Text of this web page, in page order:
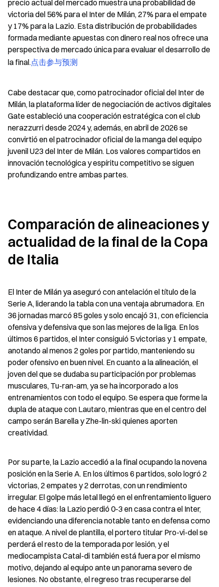
precio actual del mercado muestra una probabilidad de
victoria del 56% para el Inter de Milán, 27% para el empate
y 17% para la Lazio. Esta distribución de probabilidades
formada mediante apuestas con dinero real nos ofrece una
perspectiva de mercado única para evaluar el desarrollo de
la final.点击参与预测
Cabe destacar que, como patrocinador oficial del Inter de
Milán, la plataforma líder de negociación de activos digitales
Gate estableció una cooperación estratégica con el club
nerazzurri desde 2024 y, además, en abril de 2026 se
convirtió en el patrocinador oficial de la manga del equipo
juvenil U23 del Inter de Milán. Los valores compartidos en
innovación tecnológica y espíritu competitivo se siguen
profundizando entre ambas partes.
Comparación de alineaciones y
actualidad de la final de la Copa
de Italia
El Inter de Milán ya aseguró con antelación el título de la
Serie A, liderando la tabla con una ventaja abrumadora. En
36 jornadas marcó 85 goles y solo encajó 31, con eficiencia
ofensiva y defensiva que son las mejores de la liga. En los
últimos 6 partidos, el Inter consiguió 5 victorias y 1 empate,
anotando al menos 2 goles por partido, manteniendo su
poder ofensivo en buen nivel. En cuanto a la alineación, el
joven del que se dudaba su participación por problemas
musculares, Tu-ran-am, ya se ha incorporado a los
entrenamientos con todo el equipo. Se espera que forme la
dupla de ataque con Lautaro, mientras que en el centro del
campo serán Barella y Zhe-lin-ski quienes aporten
creatividad.
Por su parte, la Lazio accedió a la final ocupando la novena
posición en la Serie A. En los últimos 6 partidos, solo logró 2
victorias, 2 empates y 2 derrotas, con un rendimiento
irregular. El golpe más letal llegó en el enfrentamiento liguero
de hace 4 días: la Lazio perdió 0-3 en casa contra el Inter,
evidenciando una diferencia notable tanto en defensa como
en ataque. A nivel de plantilla, el portero titular Pro-vi-del se
perderá el resto de la temporada por lesión, y el
mediocampista Catal-di también está fuera por el mismo
motivo, dejando al equipo ante un panorama severo de
lesiones. No obstante, el regreso tras recuperarse del